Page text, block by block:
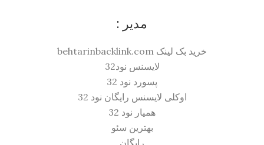
مدیر :
خرید بک لینک behtarinbacklink.com
لایسنس نود32
پسورد نود 32
اوکلی لایسنس رایگان نود 32
همیار نود 32
بهترین سئو
رایگان